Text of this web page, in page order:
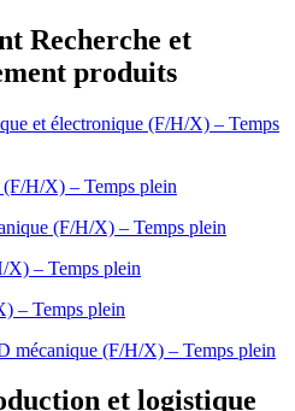
Recherche et
produits
et électronique (F/H/X) – Temps
(F/H/X) – Temps plein
(F/H/X) – Temps plein
X) – Temps plein
– Temps plein
mécanique (F/H/X) – Temps plein
et logistique